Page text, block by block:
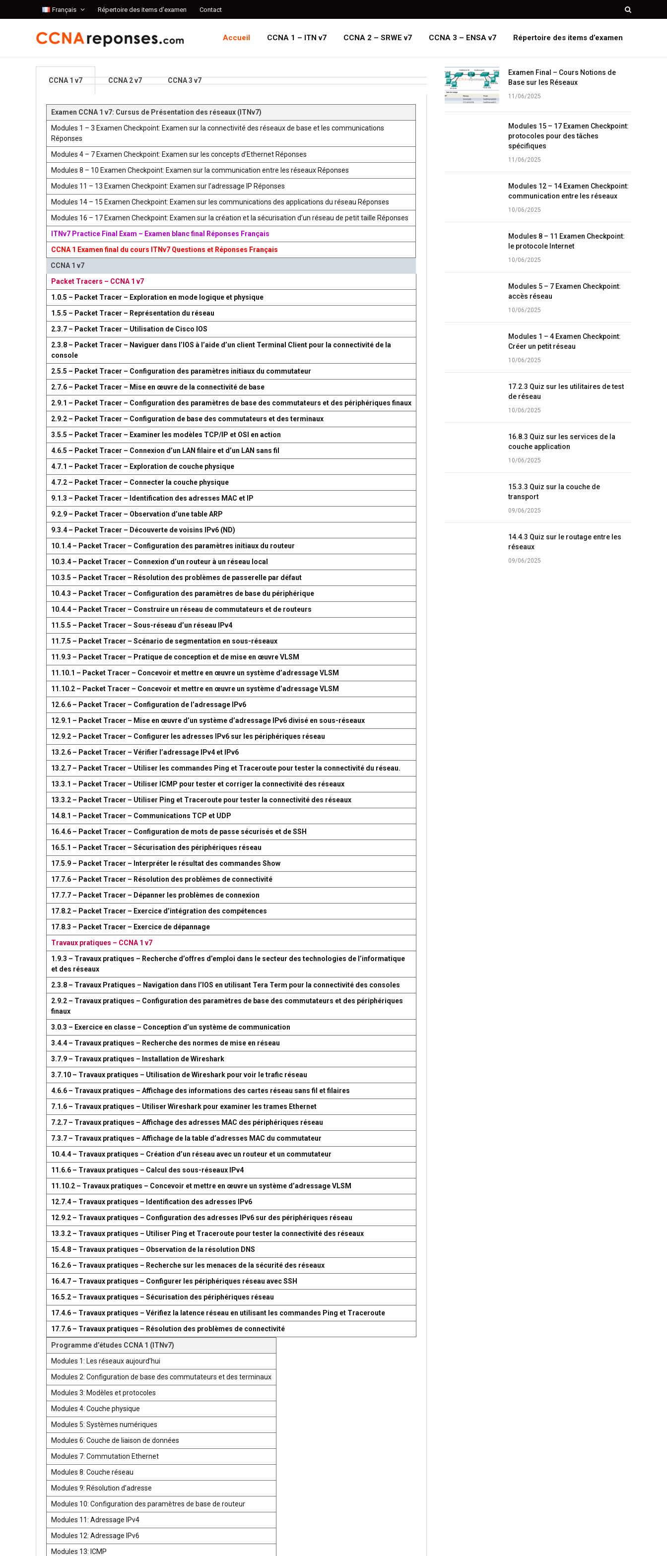
Français Répertoire des items d’examen Contact
Accueil CCNA 1 – ITN v7 CCNA 2 – SRWE v7 CCNA 3 – ENSA v7 Répertoire des items d’examen
CCNA 1 v7 CCNA 2 v7 CCNA 3 v7
Examen CCNA 1 v7: Cursus de Présentation des réseaux (ITNv7)
Modules 1 – 3 Examen Checkpoint: Examen sur la connectivité des réseaux de base et les communications
Réponses
Modules 4 – 7 Examen Checkpoint: Examen sur les concepts d’Ethernet Réponses
Modules 8 – 10 Examen Checkpoint: Examen sur la communication entre les réseaux Réponses
Modules 11 – 13 Examen Checkpoint: Examen sur l’adressage IP Réponses
Modules 14 – 15 Examen Checkpoint: Examen sur les communications des applications du réseau Réponses
Modules 16 – 17 Examen Checkpoint: Examen sur la création et la sécurisation d’un réseau de petit taille Réponses
ITNv7 Practice Final Exam – Examen blanc final Réponses Français
CCNA 1 Examen final du cours ITNv7 Questions et Réponses Français
CCNA 1 v7
Packet Tracers – CCNA 1 v7
1.0.5 – Packet Tracer – Exploration en mode logique et physique
1.5.5 – Packet Tracer – Représentation du réseau
2.3.7 – Packet Tracer – Utilisation de Cisco IOS
2.3.8 – Packet Tracer – Naviguer dans l’IOS à l’aide d’un client Terminal Client pour la connectivité de la
console
2.5.5 – Packet Tracer – Configuration des paramètres initiaux du commutateur
2.7.6 – Packet Tracer – Mise en œuvre de la connectivité de base
2.9.1 – Packet Tracer – Configuration des paramètres de base des commutateurs et des périphériques finaux
2.9.2 – Packet Tracer – Configuration de base des commutateurs et des terminaux
3.5.5 – Packet Tracer – Examiner les modèles TCP/IP et OSI en action
4.6.5 – Packet Tracer – Connexion d’un LAN filaire et d’un LAN sans fil
4.7.1 – Packet Tracer – Exploration de couche physique
4.7.2 – Packet Tracer – Connecter la couche physique
9.1.3 – Packet Tracer – Identification des adresses MAC et IP
9.2.9 – Packet Tracer – Observation d’une table ARP
9.3.4 – Packet Tracer – Découverte de voisins IPv6 (ND)
10.1.4 – Packet Tracer – Configuration des paramètres initiaux du routeur
10.3.4 – Packet Tracer – Connexion d’un routeur à un réseau local
10.3.5 – Packet Tracer – Résolution des problèmes de passerelle par défaut
10.4.3 – Packet Tracer – Configuration des paramètres de base du périphérique
10.4.4 – Packet Tracer – Construire un réseau de commutateurs et de routeurs
11.5.5 – Packet Tracer – Sous-réseau d’un réseau IPv4
11.7.5 – Packet Tracer – Scénario de segmentation en sous-réseaux
11.9.3 – Packet Tracer – Pratique de conception et de mise en œuvre VLSM
11.10.1 – Packet Tracer – Concevoir et mettre en œuvre un système d’adressage VLSM
11.10.2 – Packet Tracer – Concevoir et mettre en œuvre un système d’adressage VLSM
12.6.6 – Packet Tracer – Configuration de l’adressage IPv6
12.9.1 – Packet Tracer – Mise en œuvre d’un système d’adressage IPv6 divisé en sous-réseaux
12.9.2 – Packet Tracer – Configurer les adresses IPv6 sur les périphériques réseau
13.2.6 – Packet Tracer – Vérifier l’adressage IPv4 et IPv6
13.2.7 – Packet Tracer – Utiliser les commandes Ping et Traceroute pour tester la connectivité du réseau.
13.3.1 – Packet Tracer – Utiliser ICMP pour tester et corriger la connectivité des réseaux
13.3.2 – Packet Tracer – Utiliser Ping et Traceroute pour tester la connectivité des réseaux
14.8.1 – Packet Tracer – Communications TCP et UDP
16.4.6 – Packet Tracer – Configuration de mots de passe sécurisés et de SSH
16.5.1 – Packet Tracer – Sécurisation des périphériques réseau
17.5.9 – Packet Tracer – Interpréter le résultat des commandes Show
17.7.6 – Packet Tracer – Résolution des problèmes de connectivité
17.7.7 – Packet Tracer – Dépanner les problèmes de connexion
17.8.2 – Packet Tracer – Exercice d’intégration des compétences
17.8.3 – Packet Tracer – Exercice de dépannage
Travaux pratiques – CCNA 1 v7
1.9.3 – Travaux pratiques – Recherche d’offres d’emploi dans le secteur des technologies de l’informatique
et des réseaux
2.3.8 – Travaux Pratiques – Navigation dans l’IOS en utilisant Tera Term pour la connectivité des consoles
2.9.2 – Travaux pratiques – Configuration des paramètres de base des commutateurs et des périphériques
finaux
3.0.3 – Exercice en classe – Conception d’un système de communication
3.4.4 – Travaux pratiques – Recherche des normes de mise en réseau
3.7.9 – Travaux pratiques – Installation de Wireshark
3.7.10 – Travaux pratiques – Utilisation de Wireshark pour voir le trafic réseau
4.6.6 – Travaux pratiques – Affichage des informations des cartes réseau sans fil et filaires
7.1.6 – Travaux pratiques – Utiliser Wireshark pour examiner les trames Ethernet
7.2.7 – Travaux pratiques – Affichage des adresses MAC des périphériques réseau
7.3.7 – Travaux pratiques – Affichage de la table d’adresses MAC du commutateur
10.4.4 – Travaux pratiques – Création d’un réseau avec un routeur et un commutateur
11.6.6 – Travaux pratiques – Calcul des sous-réseaux IPv4
11.10.2 – Travaux pratiques – Concevoir et mettre en œuvre un système d’adressage VLSM
12.7.4 – Travaux pratiques – Identification des adresses IPv6
12.9.2 – Travaux pratiques – Configuration des adresses IPv6 sur des périphériques réseau
13.3.2 – Travaux pratiques – Utiliser Ping et Traceroute pour tester la connectivité des réseaux
15.4.8 – Travaux pratiques – Observation de la résolution DNS
16.2.6 – Travaux pratiques – Recherche sur les menaces de la sécurité des réseaux
16.4.7 – Travaux pratiques – Configurer les périphériques réseau avec SSH
16.5.2 – Travaux pratiques – Sécurisation des périphériques réseau
17.4.6 – Travaux pratiques – Vérifiez la latence réseau en utilisant les commandes Ping et Traceroute
17.7.6 – Travaux pratiques – Résolution des problèmes de connectivité
Programme d’études CCNA 1 (ITNv7)
Modules 1: Les réseaux aujourd’hui
Modules 2: Configuration de base des commutateurs et des terminaux
Modules 3: Modèles et protocoles
Modules 4: Couche physique
Modules 5: Systèmes numériques
Modules 6: Couche de liaison de données
Modules 7: Commutation Ethernet
Modules 8: Couche réseau
Modules 9: Résolution d’adresse
Modules 10: Configuration des paramètres de base de routeur
Modules 11: Adressage IPv4
Modules 12: Adressage IPv6
Modules 13: ICMP
Examen Final – Cours Notions de
Base sur les Réseaux
11/06/2025
Modules 15 – 17 Examen Checkpoint:
protocoles pour des tâches
spécifiques
11/06/2025
Modules 12 – 14 Examen Checkpoint:
communication entre les réseaux
10/06/2025
Modules 8 – 11 Examen Checkpoint:
le protocole Internet
10/06/2025
Modules 5 – 7 Examen Checkpoint:
accès réseau
10/06/2025
Modules 1 – 4 Examen Checkpoint:
Créer un petit réseau
10/06/2025
17.2.3 Quiz sur les utilitaires de test
de réseau
10/06/2025
16.8.3 Quiz sur les services de la
couche application
10/06/2025
15.3.3 Quiz sur la couche de
transport
09/06/2025
14.4.3 Quiz sur le routage entre les
réseaux
09/06/2025